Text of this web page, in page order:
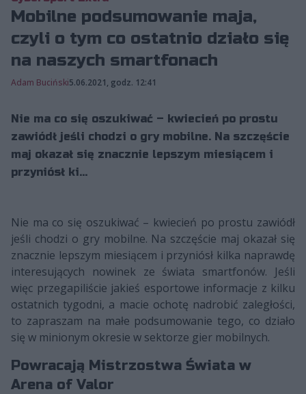
Mobilne podsumowanie maja,
czyli o tym co ostatnio działo się
na naszych smartfonach
Adam Buciński5.06.2021, godz. 12:41
Nie ma co się oszukiwać – kwiecień po prostu
zawiódł jeśli chodzi o gry mobilne. Na szczęście
maj okazał się znacznie lepszym miesiącem i
przyniósł ki...
Nie ma co się oszukiwać – kwiecień po prostu zawiódł
jeśli chodzi o gry mobilne. Na szczęście maj okazał się
znacznie lepszym miesiącem i przyniósł kilka naprawdę
interesujących nowinek ze świata smartfonów. Jeśli
więc przegapiliście jakieś esportowe informacje z kilku
ostatnich tygodni, a macie ochotę nadrobić zaległości,
to zapraszam na małe podsumowanie tego, co działo
się w minionym okresie w sektorze gier mobilnych.
Powracają Mistrzostwa Świata w
Arena of Valor